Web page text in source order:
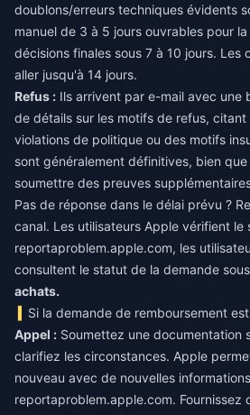
doublons/erreurs techniques évidents
manuel de 3 à 5 jours ouvrables pour
décisions finales sous 7 à 10 jours. Les
aller jusqu'à 14 jours.
Refus : Ils arrivent par e-mail avec une
de détails sur les motifs de refus,
violations de politique ou des motifs
sont généralement définitives, bien
soumettre des preuves
Pas de réponse dans le délai prévu ?
canal. Les utilisateurs Apple vérifient le
reportaproblem.apple.com, les
consultent le statut de la demande sous
achats.
Si la demande de remboursement
Appel : Soumettez une documentation
clarifiez les circonstances. Apple
nouveau avec de nouvelles
reportaproblem.apple.com. Fournissez